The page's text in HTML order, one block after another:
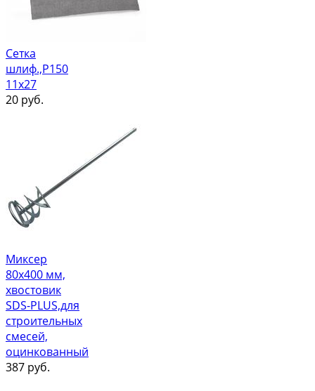
Сетка
шлиф.,Р150
11х27
20 руб.
Миксер
80х400 мм,
хвостовик
SDS-PLUS,для
строительных
смесей,
оцинкованный
387 руб.